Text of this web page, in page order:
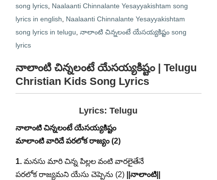
song lyrics, Naalaanti Chinnalante Yesayyakishtam song
lyrics in english
Naalaanti Chinnalante Yesayyakishtam
song lyrics in telugu నాలాంటి చిన్నలంటే యేసయ్యకిష్టం song
lyrics
నాలాంటి చిన్నలంటే యేసయ్యకిష్టం | Telugu
Christian Kids Song Lyrics
Lyrics: Telugu
నాలాంటి చిన్నలంటే యేసయ్యకిష్టం
మాలాంటి వారిదే పరలోక రాజ్యం (2)
1. మనసు మారి చిన్న పిల్లల వంటి వారలైతేనే
పరలోక రాజ్యమని యేసు చెప్పెను (2)
||నాలాంటి||